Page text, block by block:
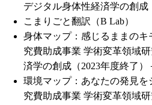
デジタル身体性経済学の創成
こまりごと翻訳（B Lab）
身体マップ：感じるままの
究費助成事業 学術変革領域
済学の創成（2023年度終了）
環境マップ：あなたの発見
究費助成事業 学術変革領域